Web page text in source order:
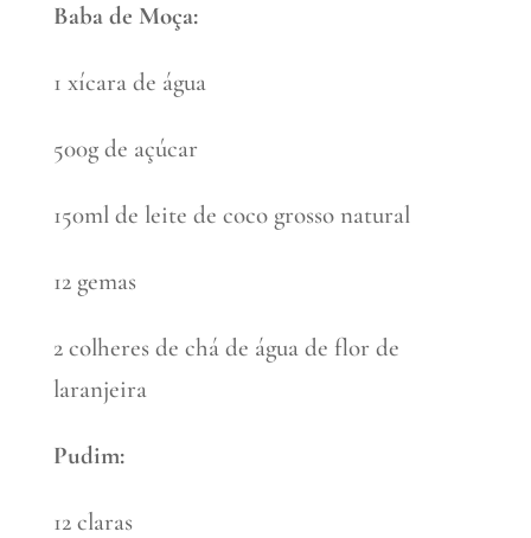
Baba de Moça:
1 xícara de água
500g de açúcar
150ml de leite de coco grosso natural
12 gemas
2 colheres de chá de água de flor de
laranjeira
Pudim:
12 claras